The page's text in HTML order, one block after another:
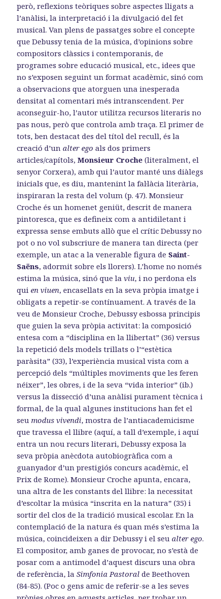
però, reflexions teòriques sobre aspectes lligats a
l’anàlisi, la interpretació i la divulgació del fet
musical. Van plens de passatges sobre el concepte
que Debussy tenia de la música, d’opinions sobre
compositors clàssics i contemporanis, de
programes sobre educació musical, etc., idees que
no s’exposen seguint un format acadèmic, sinó com
a observacions que atorguen una inesperada
densitat al comentari més intranscendent. Per
aconseguir-ho, l’autor utilitza recursos literaris no
pas nous, però que controla amb traça. El primer de
tots, ben destacat des del títol del recull, és la
creació d’unalter ego als dos primers
articles/capítols,Monsieur Croche (literalment, el
senyor Corxera), amb qui l’autor manté uns diàlegs
inicials que, es diu, mantenint la fal·làcia literària,
inspiraran la resta del volum (p. 47). Monsieur
Croche és un homenet geniüt, descrit de manera
pintoresca, que es defineix com a antidiletant i
expressa sense embuts allò que el crític Debussy no
pot o no vol subscriure de manera tan directa (per
exemple, un atac a la venerable figura de Saint-
Saëns, adormit sobre els llorers). L’home no només
estima la música, sinó que laviu, i no perdona els
quien viuen, encasellats en la seva pròpia imatge i
obligats a repetir-se contínuament. A través de la
veu de Monsieur Croche, Debussy esbossa principis
que guien la seva pròpia activitat: la composició
entesa com a “disciplina en la llibertat” (36) versus
la repetició dels models trillats o l’“estètica
paràsita” (33), l’experiència musical vista com a
percepció dels “múltiples moviments que les feren
néixer”, les obres, i de la seva “vida interior” (ib.)
versus la dissecció d’una anàlisi purament tècnica i
formal, de la qual algunes institucions han fet el
seu modus vivendi, mostra de l’antiacademicisme
que travessa el llibre (aquí, a tall d’exemple, i aquí
entra un nou recurs literari, Debussy exposa la
seva pròpia anècdota autobiogràfica com a
guanyador d’un prestigiós concurs acadèmic, el
Prix de Rome). Monsieur Croche apunta, encara,
una altra de les constants del llibre: la necessitat
d’escoltar la música “inscrita en la natura” (35) i
sortir del clos de la tradició musical escolar. En la
contemplació de la natura és quan més s’estima la
música, coincideixen a dir Debussy i el seualter ego.
El compositor, amb ganes de provocar, no s’està de
posar com a antimodel d’aquest discurs una obra
de referència, laSimfonia Pastoral de Beethoven
(84-85). (Poc o gens amic de referir-se a les seves